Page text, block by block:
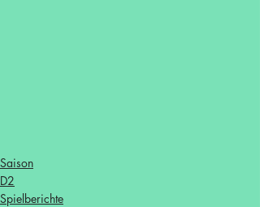
Saison
D2
Spielberichte